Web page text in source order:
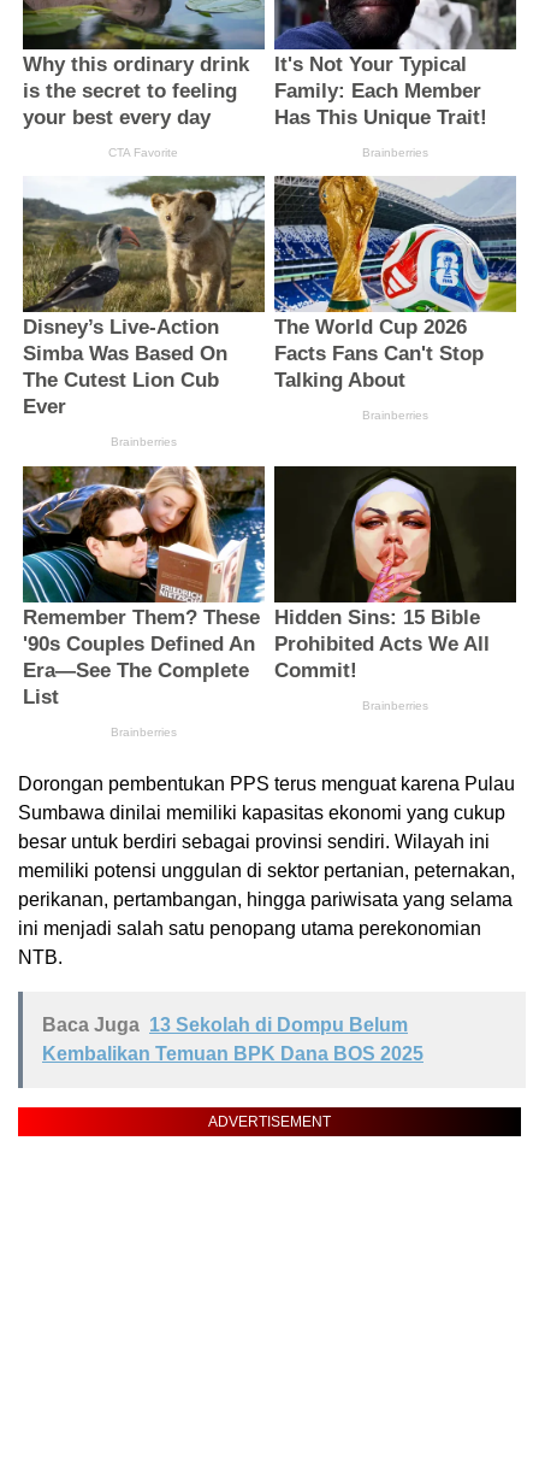
Dorongan pembentukan PPS terus menguat karena Pulau
Sumbawa dinilai memiliki kapasitas ekonomi yang cukup
besar untuk berdiri sebagai provinsi sendiri. Wilayah ini
memiliki potensi unggulan di sektor pertanian, peternakan,
perikanan, pertambangan, hingga pariwisata yang selama
ini menjadi salah satu penopang utama perekonomian
NTB.
Baca Juga 13 Sekolah di Dompu Belum
Kembalikan Temuan BPK Dana BOS 2025
ADVERTISEMENT